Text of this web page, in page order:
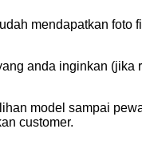
mendapatkan foto
anda inginkan (jika
model sampai
customer.